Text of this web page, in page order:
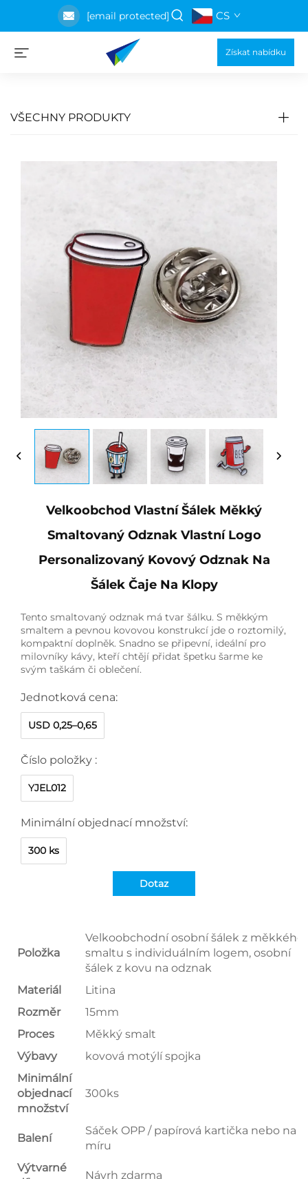
[email protected] CS
Získat nabídku
VŠECHNY PRODUKTY
Velkoobchod Vlastní Šálek Měkký
Smaltovaný Odznak Vlastní Logo
Personalizovaný Kovový Odznak Na
Šálek Čaje Na Klopy
Tento smaltovaný odznak má tvar šálku. S měkkým
smaltem a pevnou kovovou konstrukcí jde o roztomilý,
kompaktní doplněk. Snadno se připevní, ideální pro
milovníky kávy, kteří chtějí přidat špetku šarme ke
svým taškám či oblečení.
Jednotková cena:
USD 0,25–0,65
Číslo položky :
YJEL012
Minimální objednací množství:
300 ks
Dotaz
Položka
Velkoobchodní osobní šálek z měkkého
smaltu s individuálním logem, osobní
šálek z kovu na odznak
Materiál
Litina
Rozměr
15mm
Proces
Měkký smalt
Výbavy
kovová motýlí spojka
Minimální
objednací
množství
300ks
Balení
Sáček OPP / papírová kartička nebo na
míru
Výtvarné
Návrh zdarma